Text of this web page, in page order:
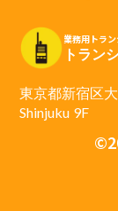
業務用トラ
トラン
東京都新宿区
Shinjuku 9F